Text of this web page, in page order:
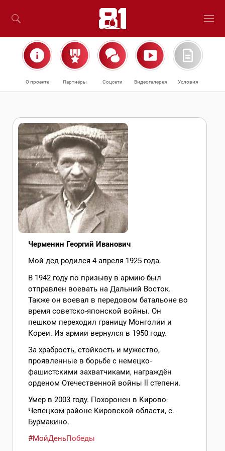
О проекте Партнёры Соцсети Видеогалерея Условия
Черменин Георгий Иванович
Мой дед родился 4 апреля 1925 года.
В 1942 году по призыву в армию был
отправлен воевать на Дальний Восток.
Также он воевал в передовом батальоне во
время советско-японской войны. Он
пешком переходил границу Монголии и
Кореи. Из армии вернулся в 1950 году.
За храбрость, стойкость и мужество,
проявленные в борьбе с немецко-
фашистскими захватчиками, награждён
орденом Отечественной войны ll степени.
Умер в 2003 году. Похоронен в Кирово-
Чепецком районе Кировской области, с.
Бурмакино.
#МойДеньПобеды